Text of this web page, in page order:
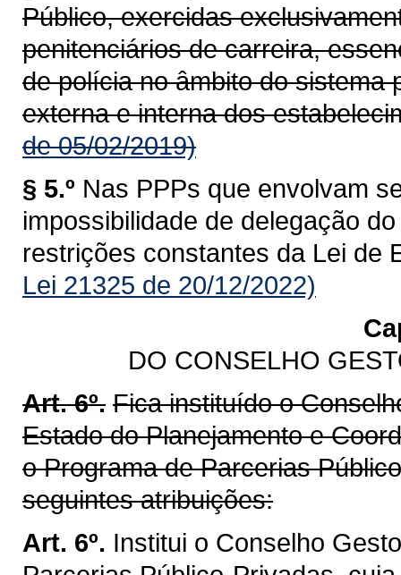
Público, exercidas
penitenciários de carreira,
de polícia no âmbito do sistema
externa e interna dos
de 05/02/2019)
§ 5.º Nas PPPs que envolvam
impossibilidade de delegação
restrições constantes da Lei de
Lei 21325 de 20/12/2022)
DO CONSELHO
Art. 6º. Fica instituído o
Estado do Planejamento e
o Programa de Parcerias
seguintes atribuições:
Art. 6º. Institui o Conselho